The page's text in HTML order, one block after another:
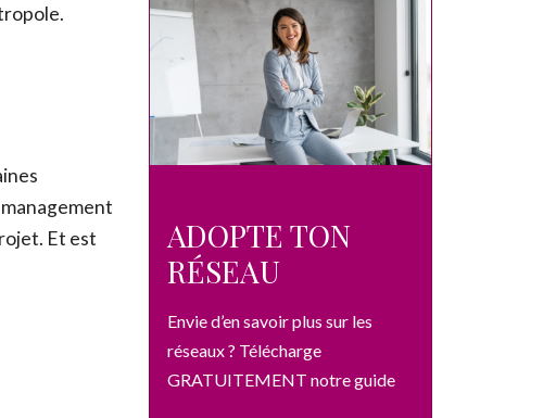
GRATUITEMENT notre guide
Et est
ADOPTE TON
RÉSEAU
Envie d’en savoir plus sur les
réseaux ? Télécharge
GRATUITEMENT notre guide